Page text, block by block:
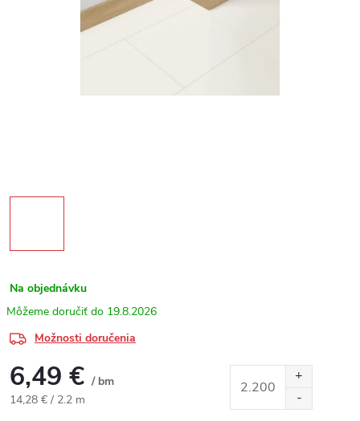
Na objednávku
19.8.2026
Možnosti doručenia
6,49 € / bm
Jednotková cena:
14,28 € / 2.2 m